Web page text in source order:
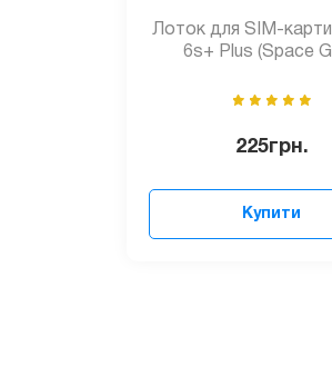
Лоток для SIM-
6s+ Plus (Space
225грн.
Купити